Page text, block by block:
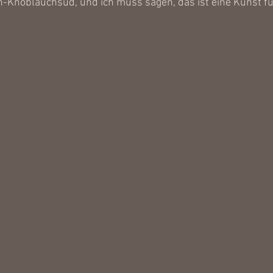
Knoblauchsud, und ich muss sagen, das ist eine Kunst